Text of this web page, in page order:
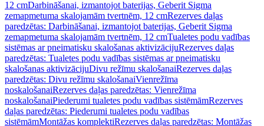
12 cmDarbināšanai, izmantojot baterijas, Geberit Sigma
zemapmetuma skalojamām tvertnēm, 12 cmRezerves daļas
paredzētas: Darbināšanai, izmantojot baterijas, Geberit Sigma
zemapmetuma skalojamām tvertnēm, 12 cmTualetes podu vadības
sistēmas ar pneimatisku skalošanas aktivizācijuRezerves daļas
paredzētas: Tualetes podu vadības sistēmas ar pneimatisku
skalošanas aktivizācijuDivu režīmu skalošanaiRezerves daļas
paredzētas: Divu režīmu skalošanaiVienrežīma
noskalošanaiRezerves daļas paredzētas: Vienrežīma
noskalošanaiPiederumi tualetes podu vadības sistēmāmRezerves
daļas paredzētas: Piederumi tualetes podu vadības
sistēmāmMontāžas komplektiRezerves daļas paredzētas: Montāžas